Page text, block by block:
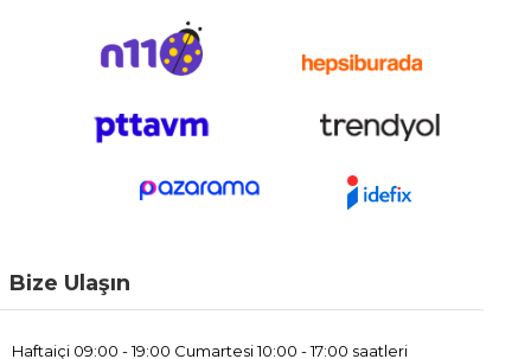
Bize Ulaşın
Haftaiçi 09:00 - 19:00 Cumartesi 10:00 - 17:00 saatleri